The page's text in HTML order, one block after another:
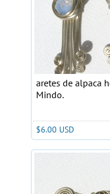
aretes de alpaca
Mindo.
$6.00 USD